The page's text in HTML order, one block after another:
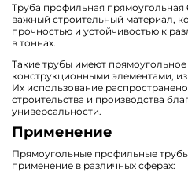
Труба профильная прямоугольная
важный строительный материал,
прочностью и устойчивостью к
в тоннах.
Такие трубы имеют
конструкционными элементами,
Их использование
строительства и производства
универсальности.
Применение
Прямоугольные профильные
применение в различных сферах: